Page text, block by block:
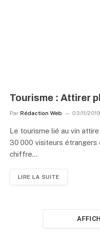
Tourisme : Attirer
Par Rédaction Web 03/11/2019
Le tourisme lié au vin
30 000 visiteurs étrangers
chiffre…
LIRE LA SUITE